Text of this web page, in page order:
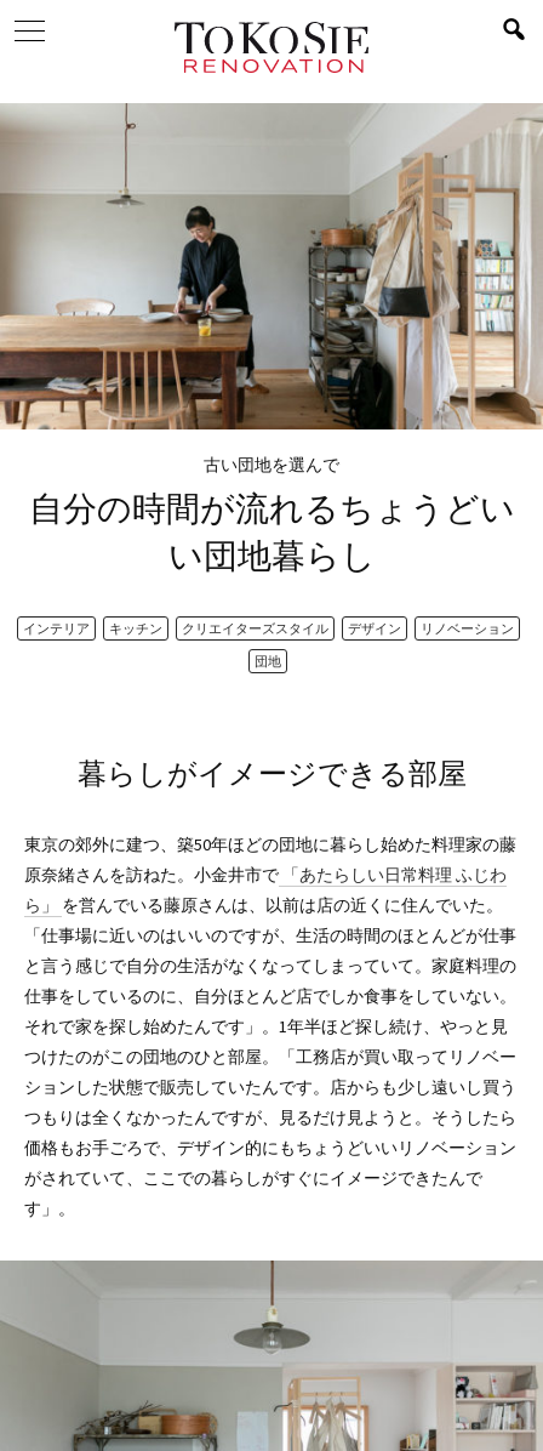
古い団地を選んで
自分の時間が流れるちょうどい
い団地暮らし
インテリア キッチン クリエイターズスタイル デザイン
リノベーション
団地
暮らしがイメージできる部屋
東京の郊外に建つ、築50年ほどの団地に暮らし始めた料理家の藤
原奈緒さんを訪ねた。小金井市で
「あたらしい日常料理 ふじわ
ら」
を営んでいる藤原さんは、以前は店の近くに住んでいた。
「仕事場に近いのはいいのですが、生活の時間のほとんどが仕事
と言う感じで自分の生活がなくなってしまっていて。家庭料理の
仕事をしているのに、自分ほとんど店でしか食事をしていない。
それで家を探し始めたんです」。1年半ほど探し続け、やっと見
つけたのがこの団地のひと部屋。「工務店が買い取ってリノベー
ションした状態で販売していたんです。店からも少し遠いし買う
つもりは全くなかったんですが、見るだけ見ようと。そうしたら
価格もお手ごろで、デザイン的にもちょうどいいリノベーション
がされていて、ここでの暮らしがすぐにイメージできたんで
す」。